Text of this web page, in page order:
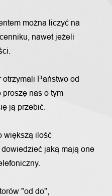
można liczyć na
nawet jeżeli
Państwo od
proszę nas o tym
ją przebić.
większą ilość
jaką mają one
"od do",